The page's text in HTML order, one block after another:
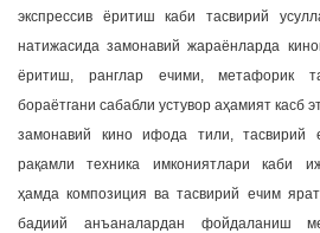
экспрессив ёритиш каби тасвирий
натижасида замонавий жараёнларда
ёритиш, ранглар ечими, метафорик
бораётгани сабабли устувор аҳамият касб
замонавий кино ифода тили, тасвирий
рақамли техника имкониятлари каби
ҳамда композиция ва тасвирий ечим
бадиий анъаналардан фойдаланиш